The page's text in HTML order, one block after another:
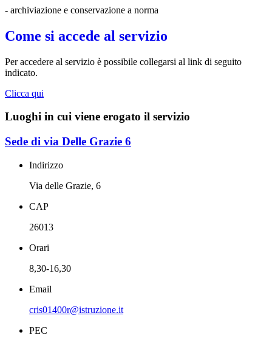
- archiviazione e conservazione a norma
Come si accede al servizio
Per accedere al servizio è possibile collegarsi al link di seguito
indicato.
Clicca qui
Luoghi in cui viene erogato il servizio
Sede di via Delle Grazie 6
Indirizzo
Via delle Grazie, 6
CAP
26013
Orari
8,30-16,30
Email
cris01400r@istruzione.it
PEC